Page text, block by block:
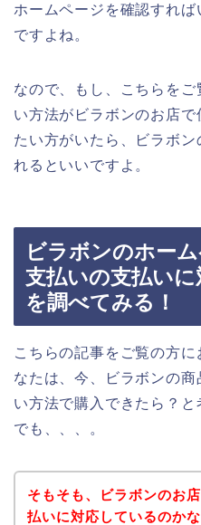
ホームページを確認すれ
ですよね。
なので、もし、こちらを
い方法がビラボンのお店
たい方がいたら、ビラボ
れるといいですよ。
ビラボンのホー
支払いの支払い
を調べてみる！
こちらの記事をご覧の方
なたは、今、ビラボンの
い方法で購入できたら？と
でも、、、。
そもそも、ビラボンのお
払いに対応しているのかな